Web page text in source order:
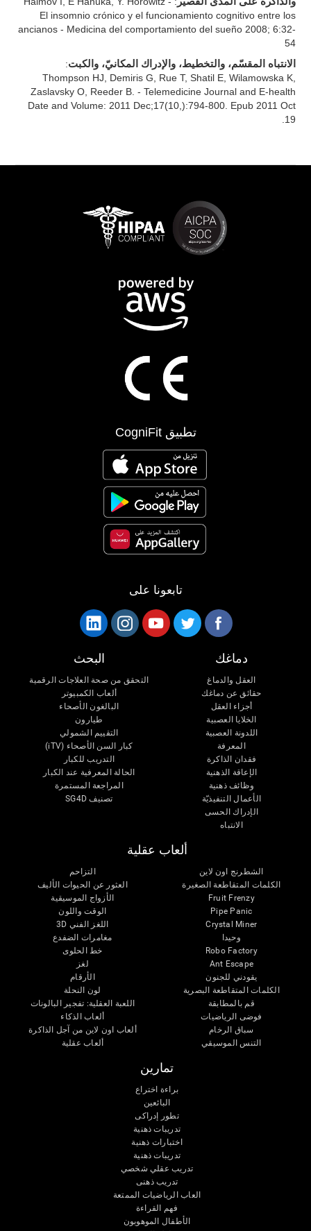
El insomnio crónico y el funcionamiento cognitivo entre los
ancianos - Medicina del comportamiento del sueño 2008; 6:32-
54
الانتباه المقسّم، والتخطيط، والإدراك المكانيّ، والكبت:
Thompson HJ, Demiris G, Rue T, Shatil E, Wilamowska K,
Zaslavsky O, Reeder B. - Telemedicine Journal and E-health
Date and Volume: 2011 Dec;17(10,):794-800. Epub 2011 Oct
19.
تطبيق CogniFit
تابعونا على
دماغك
العقل والدماغ
حقائق عن دماغك
أجزاء العقل
الخلايا العصبية
اللدونة العصبية
المعرفة
فقدان الذاكرة
الإعاقة الذهنية
وظائف ذهنية
الأعمال التنفيذيّة
الإدراك الحسى
الانتباه
البحث
التحقق من صحة العلاجات الرقمية
ألعاب الكمبيوتر
البالغون الأصحاء
طيارون
التقييم الشمولي
كبار السن الأصحاء (iTV)
التدريب للكبار
الحالة المعرفية عند الكبار
المراجعة المستمرة
تصنيف SG4D
ألعاب عقلية
الشطرنج اون لاين
الكلمات المتقاطعة الصغيرة
Fruit Frenzy
Pipe Panic
Crystal Miner
وحيدا
Robo Factory
Ant Escape
يقودني للجنون
الكلمات المتقاطعة البصرية
قم بالمطابقة
فوضى الرياضيات
سباق الرخام
التنس الموسيقي
التزاحم
العثور عن الحيوات الأليف
الأزواج الموسيقية
الوقت واللون
اللغز الفني 3D
مغامرات الضفدع
خط الحلوى
لغز
الأرقام
لون النحلة
اللعبة العقلية: تفجير البالونات
ألعاب الذكاء
ألعاب اون لاين من آجل الذاكرة
ألعاب عقلية
تمارين
براءة اختراع
البائعين
تطور إدراكى
تدريبات ذهنية
اختبارات ذهنية
تدريبات ذهنية
تدريب عقلي شخصي
تدريب ذهنى
العاب الرياضيات الممتعة
فهم القراءة
الأطفال الموهوبون